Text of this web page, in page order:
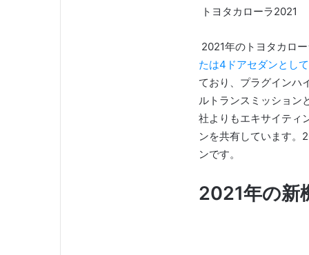
トヨタカローラ2021
2021年のトヨタカロ
たは4ドアセダンとし
ており、プラグインハ
ルトランスミッション
社よりもエキサイティ
ンを共有しています。
ンです。
2021年の新